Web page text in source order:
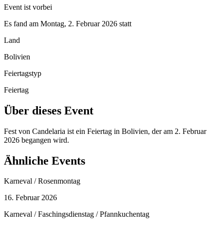
Event ist vorbei
Es fand am Montag, 2. Februar 2026 statt
Land
Bolivien
Feiertagstyp
Feiertag
Über dieses Event
Fest von Candelaria ist ein Feiertag in Bolivien, der am 2. Februar
2026 begangen wird.
Ähnliche Events
Karneval / Rosenmontag
16. Februar 2026
Karneval / Faschingsdienstag / Pfannkuchentag